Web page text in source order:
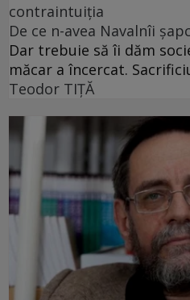
contraintuiția
De ce n-avea Navalnîi
Dar trebuie să îi dăm
măcar a încercat.
Teodor TIŢĂ